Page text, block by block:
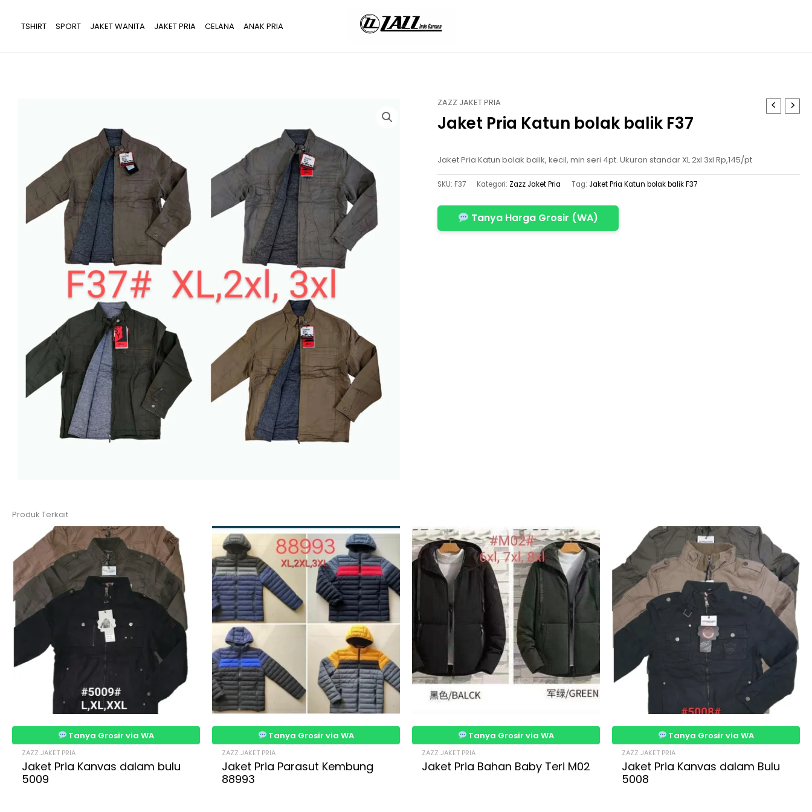
kontenTSHIRT SPORT JAKET WANITA JAKET PRIA CELANA ANAK PRIA
ZAZZ JAKET PRIA
Jaket Pria Katun bolak balik F37
Jaket Pria Katun bolak balik, kecil, min seri 4pt. Ukuran standar XL 2xl 3xl Rp,145/pt
SKU: F37 Kategori: Zazz Jaket Pria Tag: Jaket Pria Katun bolak balik F37
Tanya Harga Grosir (WA)
Produk Terkait
Tanya Grosir via WA
ZAZZ JAKET PRIA
Jaket Pria Kanvas dalam bulu
5009
Tanya Grosir via WA
ZAZZ JAKET PRIA
Jaket Pria Parasut Kembung
88993
Tanya Grosir via WA
ZAZZ JAKET PRIA
Jaket Pria Bahan Baby Teri M02
Tanya Grosir via WA
ZAZZ JAKET PRIA
Jaket Pria Kanvas dalam Bulu
5008